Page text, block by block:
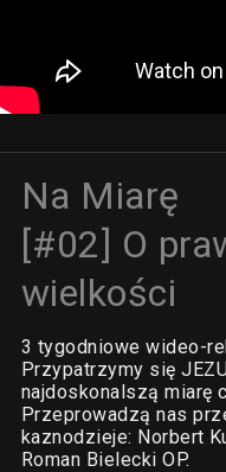
Na Miarę
[#02] O
wielkości
3 tygodniowe wideo-
Przypatrzymy się
najdoskonalszą miarę
Przeprowadzą nas
kaznodzieje: Norbert
Roman Bielecki OP.